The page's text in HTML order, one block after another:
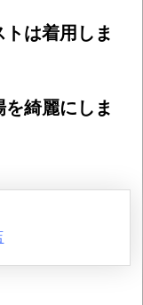
は着用しま
綺麗にしま